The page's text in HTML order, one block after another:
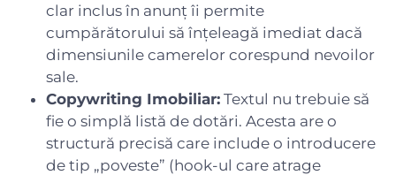
clar inclus în anunț îi permite
cumpărătorului să înțeleagă imediat dacă
dimensiunile camerelor corespund nevoilor
sale.
Copywriting Imobiliar: Textul nu trebuie să
fie o simplă listă de dotări. Acesta are o
structură precisă care include o introducere
de tip „poveste” (hook-ul care atrage